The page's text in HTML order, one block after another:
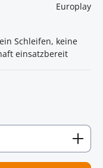
Sternen
Europlay
Schleifen, keine
einsatzbereit
Wert ein